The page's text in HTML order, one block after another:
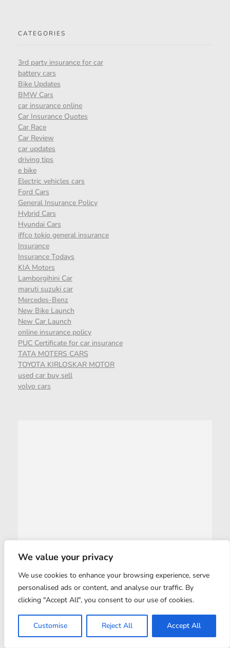
We value your privacy
We use cookies to enhance your browsing experience, serve
personalised ads or content, and analyse our traffic. By
clicking "Accept All", you consent to our use of cookies.
Customise Reject All Accept All
CATEGORIES
3rd party insurance for car
battery cars
Bike Updates
BMW Cars
car insurance online
Car Insurance Quotes
Car Race
Car Review
car updates
driving tips
e bike
Electric vehicles cars
Ford Cars
General Insurance Policy
Hybrid Cars
Hyundai Cars
iffco tokio general insurance
Insurance
Insurance Todays
KIA Motors
Lamborgihini Car
maruti suzuki car
Mercedes-Benz
New Bike Launch
New Car Launch
online insurance policy
PUC Certificate for car insurance
TATA MOTERS CARS
TOYOTA KIRLOSKAR MOTOR
used car buy sell
volvo cars